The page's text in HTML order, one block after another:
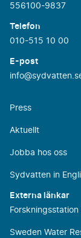
556100-9837
Telefon
010-515 10 00
E-post
Press
Aktuellt
Jobba hos oss
Sydvatten in
Externa länkar
Forskningsstation
Sweden Water